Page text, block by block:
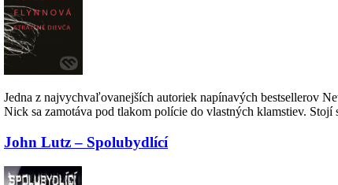
Jedna z najvychvaľovanejších autoriek napínavých bestsellerov
Nick sa zamotáva pod tlakom polície do vlastných klamstiev. Stojí
John Lutz – Spolubydlící